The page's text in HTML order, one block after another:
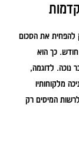
להפחית את הסכום
כך הוא
נוכה. לדוגמה,
חודשית בסך 5,000 ש"ח וניכה מלקוחותיו
לשלם לרשות המיסים רק